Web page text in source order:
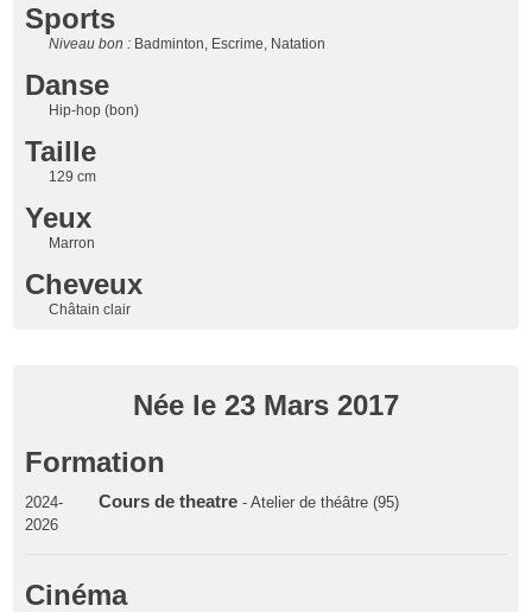
Sports
Niveau bon : Badminton, Escrime, Natation
Danse
Hip-hop (bon)
Taille
129 cm
Yeux
Marron
Cheveux
Châtain clair
Née le 23 Mars 2017
Formation
2024-
2026
Cours de theatre- Atelier de théâtre (95)
Cinéma